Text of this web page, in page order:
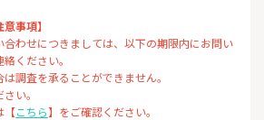
事項】
わせにつきましては、以下の期限内にお問い
ください。
調査を承ることができません。
い。
【こちら】をご確認ください。